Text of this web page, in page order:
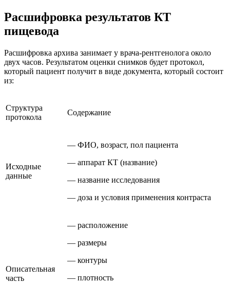
Расшифровка результатов КТ
пищевода
Расшифровка архива занимает у врача-рентгенолога около
двух часов. Результатом оценки снимков будет протокол,
который пациент получит в виде документа, который состоит
из:
Структура
протокола
Содержание
Исходные
данные
— ФИО, возраст, пол пациента
— аппарат КТ (название)
— название исследования
— доза и условия применения контраста
Описательная
часть
— расположение
— размеры
— контуры
— плотность